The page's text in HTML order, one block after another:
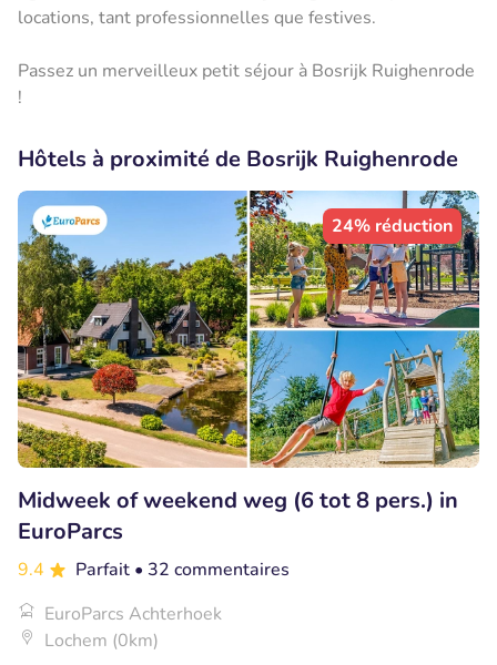
locations, tant professionnelles que festives.
Passez un merveilleux petit séjour à Bosrijk Ruighenrode
!
Hôtels à proximité de Bosrijk Ruighenrode
24% réduction
Midweek of weekend weg (6 tot 8 pers.) in
EuroParcs
9.4 Parfait • 32 commentaires
EuroParcs Achterhoek
Lochem (0km)